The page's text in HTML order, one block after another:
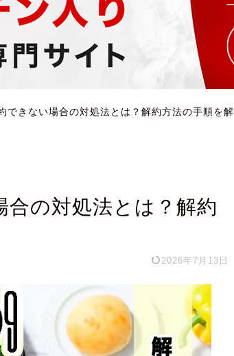
できない場合の対処法とは？解約方法の手順を解
の対処法とは？解約
2026年7月13日